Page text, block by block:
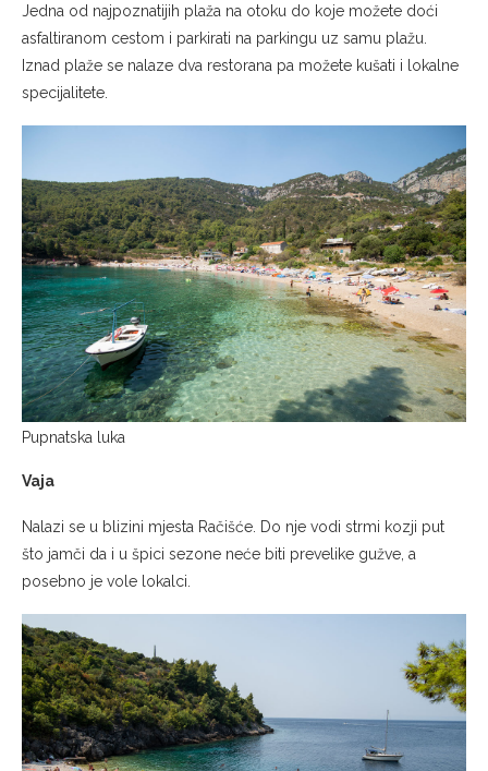
Jedna od najpoznatijih plaža na otoku do koje možete doći
asfaltiranom cestom i parkirati na parkingu uz samu plažu.
Iznad plaže se nalaze dva restorana pa možete kušati i lokalne
specijalitete.
Pupnatska luka
Vaja
Nalazi se u blizini mjesta Račišće. Do nje vodi strmi kozji put
što jamči da i u špici sezone neće biti prevelike gužve, a
posebno je vole lokalci.